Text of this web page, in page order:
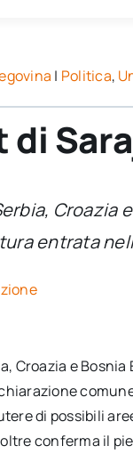
| Politica,
Croazia
entrata
Croazia e
di possibili
conferma il